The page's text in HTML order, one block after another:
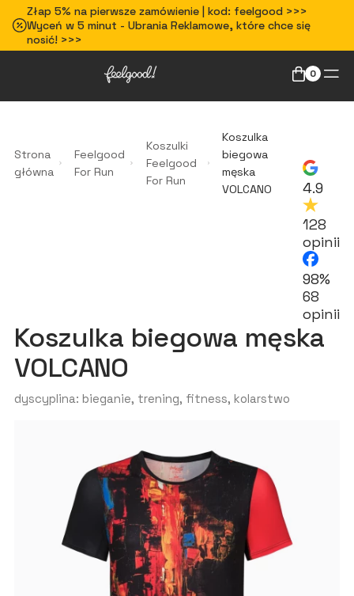
Złap 5% na pierwsze zamówienie | kod: feelgood >>>
Wyceń w 5 minut - Ubrania Reklamowe, które chce się
nosić! >>>
0
Strona
główna
Feelgood
For Run
Koszulki
Feelgood
For Run
Koszulka
biegowa
męska
VOLCANO
4.9
128
opinii
98%
68
opinii
Koszulka biegowa męska
VOLCANO
dyscyplina: bieganie, trening, fitness, kolarstwo